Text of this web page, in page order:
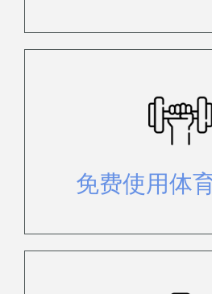
免费使用体
免费使用健身房、水疗
室和网球场